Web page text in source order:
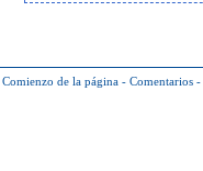
Comienzo de la página - Comentarios -